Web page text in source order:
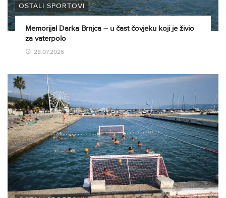
OSTALI SPORTOVI
Memorijal Darka Brnjca – u čast čovjeku koji je živio
za vaterpolo
28.07.2026